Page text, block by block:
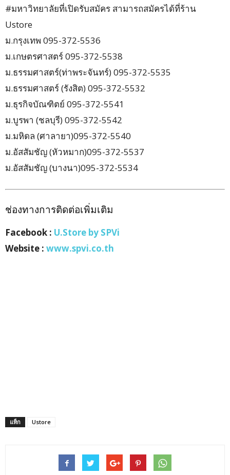
#มหาวิทยาลัยที่เปิดรับสมัคร สามารถสมัครได้ที่ร้าน
Ustore
ม.กรุงเทพ 095-372-5536
ม.เกษตรศาสตร์ 095-372-5538
ม.ธรรมศาสตร์(ท่าพระจันทร์) 095-372-5535
ม.ธรรมศาสตร์ (รังสิต) 095-372-5532
ม.ธุรกิจบัณฑิตย์ 095-372-5541
ม.บูรพา (ชลบุรี) 095-372-5542
ม.มหิดล (ศาลายา)095-372-5540
ม.อัสสัมชัญ (หัวหมาก)095-372-5537
ม.อัสสัมชัญ (บางนา)095-372-5534
ช่องทางการติดต่อเพิ่มเติม
Facebook : U.Store by SPVi
Website : www.spvi.co.th
แท็ก Ustore